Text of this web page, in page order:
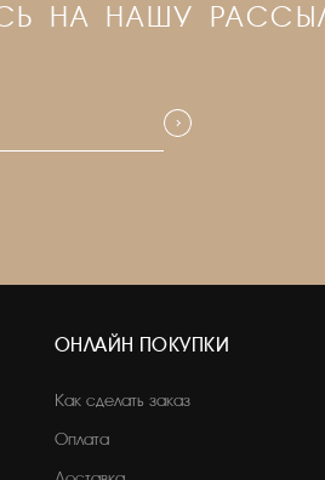
НА НАШУ
ОНЛАЙН ПОКУПКИ
Как сделать заказ
Оплата